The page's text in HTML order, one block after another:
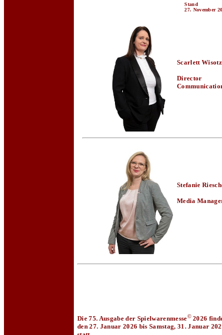
Stand
27. November
Scarlett
Director
Stefanie
Media
Die 75. Ausgabe der Spielwarenmesse©2026
den 27. Januar 2026 bis Samstag, 31. Januar